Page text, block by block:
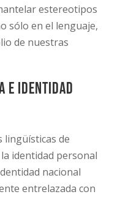
estereotipos
sólo en el lenguaje,
de nuestras
e identidad
lingüísticas de
identidad personal
nacional
entrelazada con